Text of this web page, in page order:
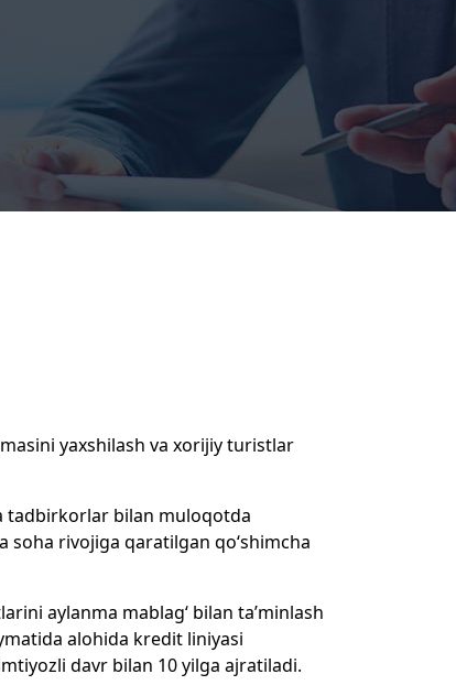
yaxshilash va xorijiy turistlar
tadbirkorlar bilan muloqotda
rivojiga qaratilgan qo‘shimcha
aylanma mablag‘ bilan ta’minlash
alohida kredit liniyasi
davr bilan 10 yilga ajratiladi.